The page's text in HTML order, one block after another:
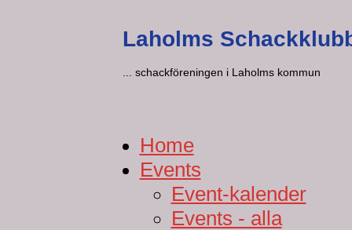
Laholms
... schackföreningen i Laholms kommun
Home
Events
Event-kalender
Events - alla